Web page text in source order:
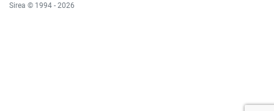
Sirea © 1994 - 2026